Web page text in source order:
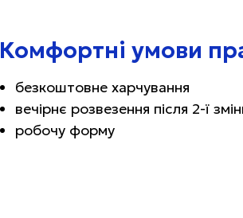
Комфортні умови
безкоштовне харчування
вечірнє розвезення після 2-ї
робочу форму